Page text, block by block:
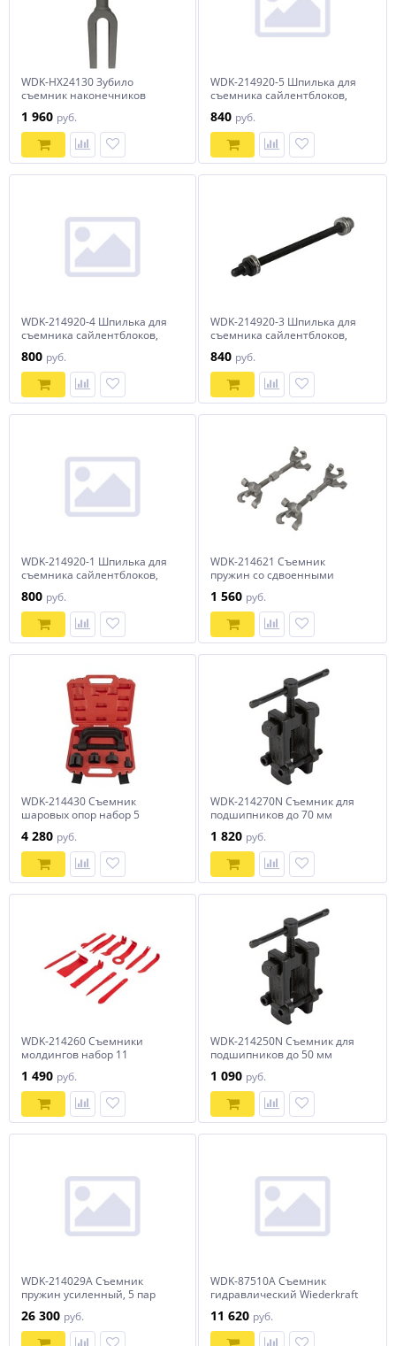
WDK-HX24130 Зубило
съемник наконечников
Cr-Mo Wiederkraft
1 960 руб.
WDK-214920-5 Шпилька для
съемника сайлентблоков,
840 руб.
WDK-214920-4 Шпилька для
съемника сайлентблоков,
800 руб.
WDK-214920-3 Шпилька для
съемника сайлентблоков,
840 руб.
WDK-214920-1 Шпилька для
съемника сайлентблоков,
800 руб.
WDK-214621 Съемник
пружин со сдвоенными
1 560 руб.
WDK-214430 Съемник
шаровых опор набор 5
4 280 руб.
WDK-214270N Съемник для
подшипников до 70 мм
1 820 руб.
WDK-214260 Съемники
молдингов набор 11
1 490 руб.
WDK-214250N Съемник для
подшипников до 50 мм
1 090 руб.
WDK-214029A Съемник
пружин усиленный, 5 пар
сборки/разборки стоек
амортизаторо Wiederkraft
26 300 руб.
WDK-87510A Съемник
гидравлический Wiederkraft
11 620 руб.